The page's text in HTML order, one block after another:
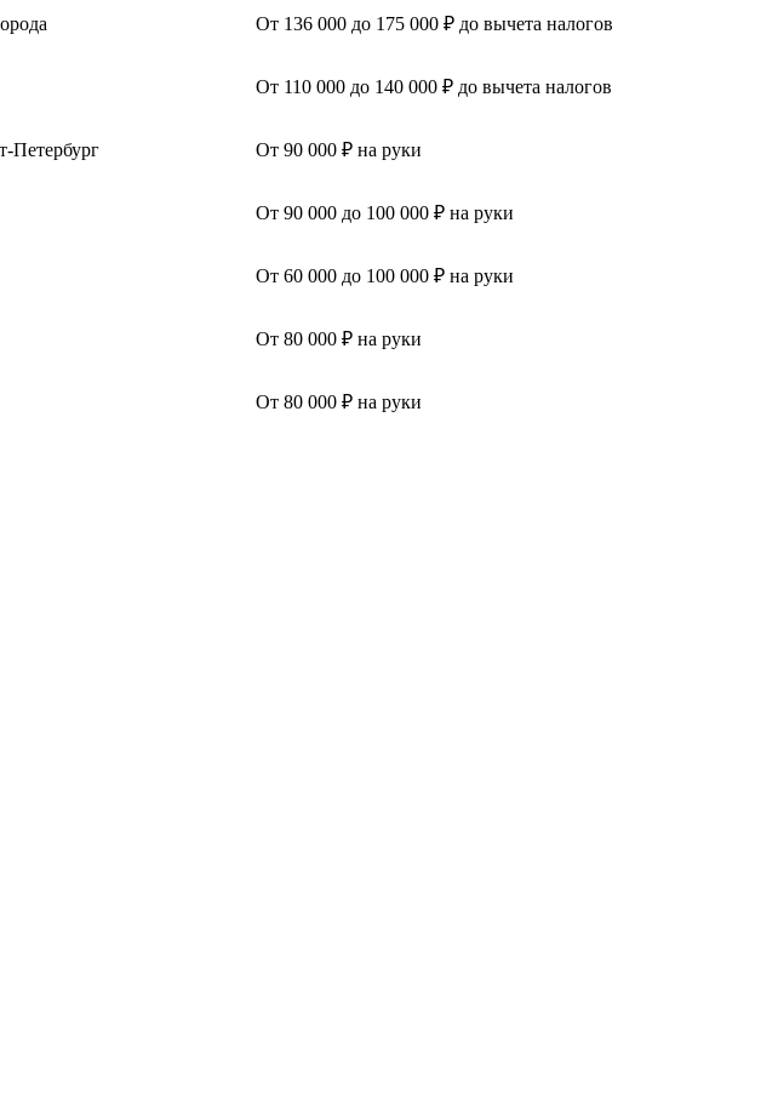
От 136 000 до 175 000 ₽ до вычета налогов
От 110 000 до 140 000 ₽ до вычета налогов
Петербург От 90 000 ₽ на руки
От 90 000 до 100 000 ₽ на руки
От 60 000 до 100 000 ₽ на руки
От 80 000 ₽ на руки
От 80 000 ₽ на руки